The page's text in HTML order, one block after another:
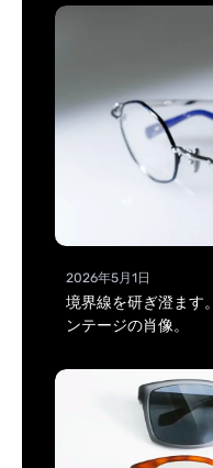
2026年5月1日
境界線を研ぎ澄ます
ンテージの肖像。